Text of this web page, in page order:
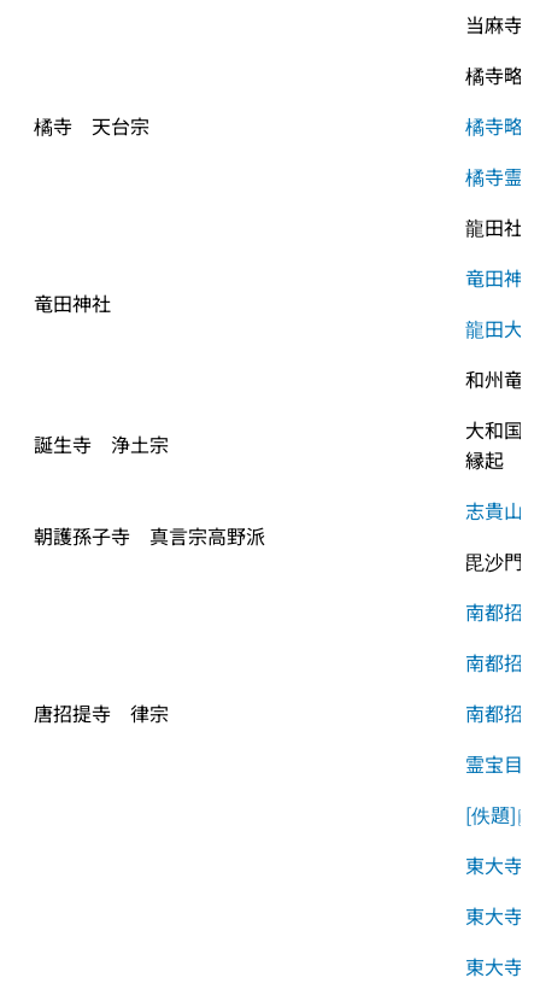
当麻寺
橘寺　天台宗
橘寺略
橘寺略
橘寺霊
竜田神社
龍田社
竜田神
龍田大
和州竜
誕生寺　浄土宗
大和国
縁起
朝護孫子寺　真言宗高野派
志貴山
毘沙門
唐招提寺　律宗
南都招
南都招
南都招
霊宝目
[佚題]
東大寺
東大寺
東大寺